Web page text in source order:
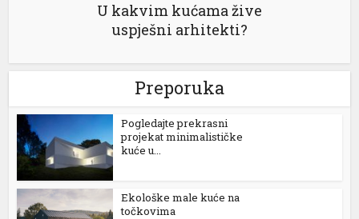
U kakvim kućama žive
uspješni arhitekti?
Preporuka
Pogledajte prekrasni
projekat minimalističke
kuće u...
Ekološke male kuće na
točkovima